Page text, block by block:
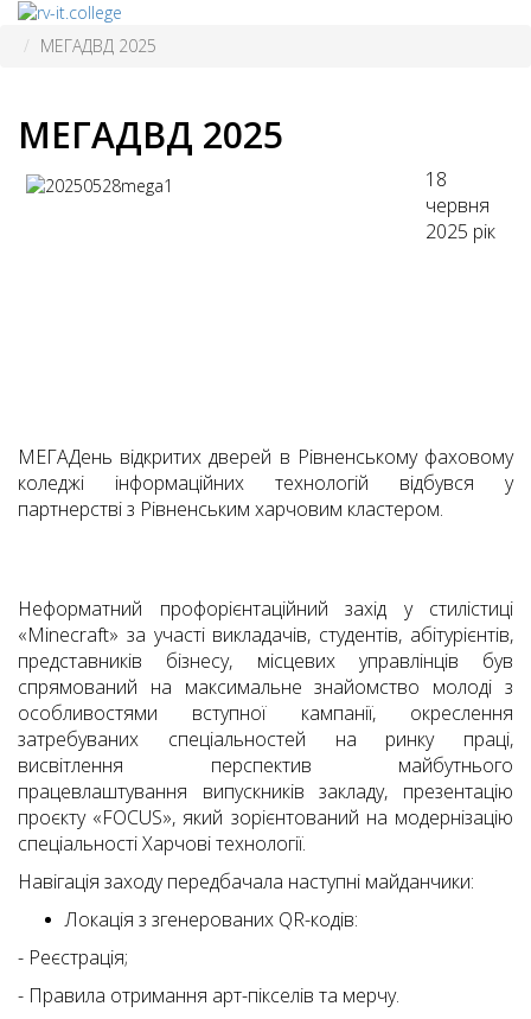
МЕГАДВД 2025
МЕГАДВД 2025
18
червня
2025 рік
МЕГАДень відкритих дверей в Рівненському фаховому
коледжі інформаційних технологій відбувся у
партнерстві з Рівненським харчовим кластером.
Неформатний профорієнтаційний захід у стилістиці
«Minecraft» за участі викладачів, студентів, абітурієнтів,
представників бізнесу, місцевих управлінців був
спрямований на максимальне знайомство молоді з
особливостями вступної кампанії, окреслення
затребуваних спеціальностей на ринку праці,
висвітлення перспектив майбутнього
працевлаштування випускників закладу, презентацію
проєкту «FOCUS», який зорієнтований на модернізацію
спеціальності Харчові технології.
Hавігація заходу передбачала наступні майданчики:
Локація з згенерованих QR-кодів:
- Реєстрація;
- Правила отримання арт-пікселів та мерчу.